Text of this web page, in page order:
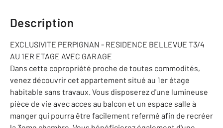
Description
EXCLUSIVITE PERPIGNAN - RESIDENCE BELLEVUE T3/4
AU 1ER ETAGE AVEC GARAGE
Dans cette copropriété proche de toutes commodités,
venez découvrir cet appartement situé au 1er étage
habitable sans travaux. Vous disposerez d'une lumineuse
pièce de vie avec acces au balcon et un espace salle à
manger qui pourra être facilement refermé afin de recréer